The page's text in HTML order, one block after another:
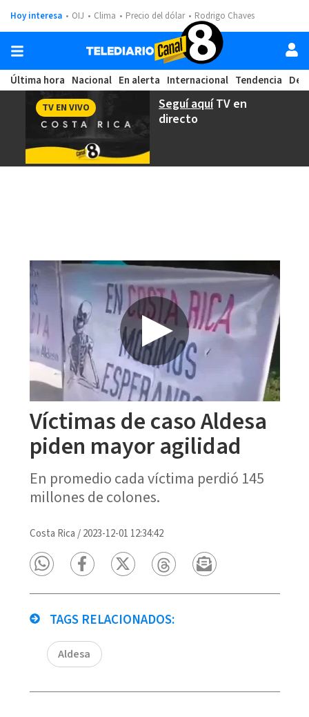
Hoy interesa OIJ Clima Precio del dólar Rodrigo Chaves
Última hora Nacional En alerta Internacional Tendencia
Seguí aquíTV en
directo
TV EN VIVO
Víctimas de caso Aldesa
piden mayor agilidad
En promedio cada víctima perdió 145
millones de colones.
Costa Rica /2023-12-01 12:34:42
TAGS RELACIONADOS:
Aldesa